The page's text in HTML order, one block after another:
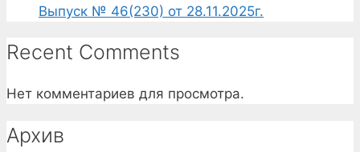
Выпуск № 46(230) от 28.11.2025г.
Recent Comments
Нет комментариев для просмотра.
Архив